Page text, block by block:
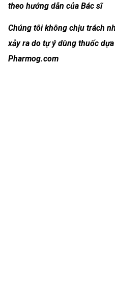
theo hướng dẫn của Bác sĩ
Chúng tôi không chịu trách
xảy ra do tự ý dùng thuốc
Pharmog.com